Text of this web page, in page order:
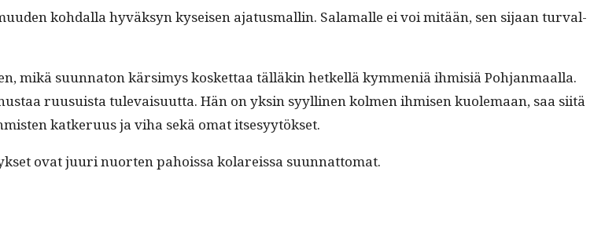
kohdal­la hyväksyn kyseisen aja­tus­mall­in. Sala­malle ei voi mitään, sen sijaan tur­val­
mikä suun­na­ton kär­simys kos­ket­taa täl­läkin het­kel­lä kym­meniä ihmisiä Poh­jan­maal­la.
ruusu­ista tule­vaisu­ut­ta. Hän on yksin syylli­nen kol­men ihmisen kuole­maan, saa siitä
katkeru­us ja viha sekä omat itsesyytökset.
ovat juuri nuorten pahois­sa kolareis­sa suunnattomat.